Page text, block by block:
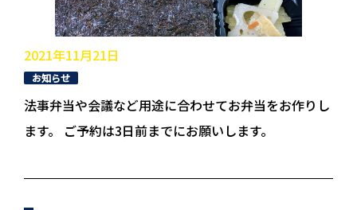
2021年11月21日
お知らせ
法事弁当や会議など用途に合わせてお弁当をお作りし
ます。 ご予約は3日前までにお願いします。